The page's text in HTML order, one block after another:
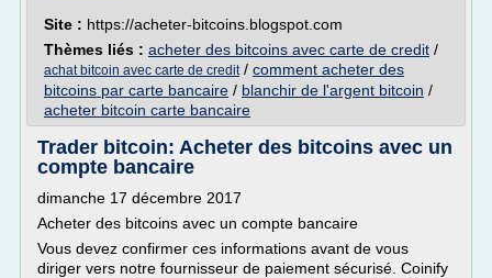
Site : https://acheter-bitcoins.blogspot.com
Thèmes liés : acheter des bitcoins avec carte de credit /
achat bitcoin avec carte de credit/ comment acheter des
bitcoins par carte bancaire / blanchir de l'argent bitcoin /
acheter bitcoin carte bancaire
Trader bitcoin: Acheter des bitcoins avec un
compte bancaire
dimanche 17 décembre 2017
Acheter des bitcoins avec un compte bancaire
Vous devez confirmer ces informations avant de vous
diriger vers notre fournisseur de paiement sécurisé. Coinify